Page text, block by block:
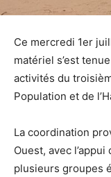
Ce mercredi 1er
matériel s’est
activités du
Population et de
La coordination
Ouest, avec
plusieurs groupes